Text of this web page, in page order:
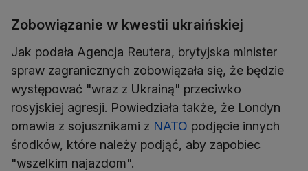
Zobowiązanie w kwestii ukraińskiej
Jak podała Agencja Reutera, brytyjska minister
spraw zagranicznych zobowiązała się, że będzie
występować "wraz z Ukrainą" przeciwko
rosyjskiej agresji. Powiedziała także, że Londyn
omawia z sojusznikami z NATO podjęcie innych
środków, które należy podjąć, aby zapobiec
"wszelkim najazdom".